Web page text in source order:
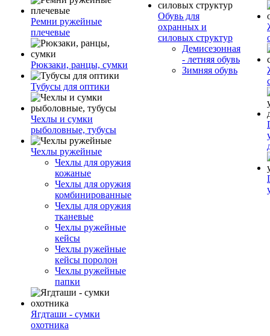
Ремни ружейные
плечевые
Рюкзаки, ранцы, сумки
Тубусы для оптики
Чехлы и сумки
рыболовные, тубусы
Чехлы ружейные
Чехлы для оружия
кожаные
Чехлы для оружия
комбинированные
Чехлы для оружия
тканевые
Чехлы ружейные
кейсы
Чехлы ружейные
кейсы поролон
Чехлы ружейные
папки
Ягдташи - сумки
охотника
Обувь для
охранных и
силовых структур
Демисезонная
- летняя обувь
Зимняя обувь